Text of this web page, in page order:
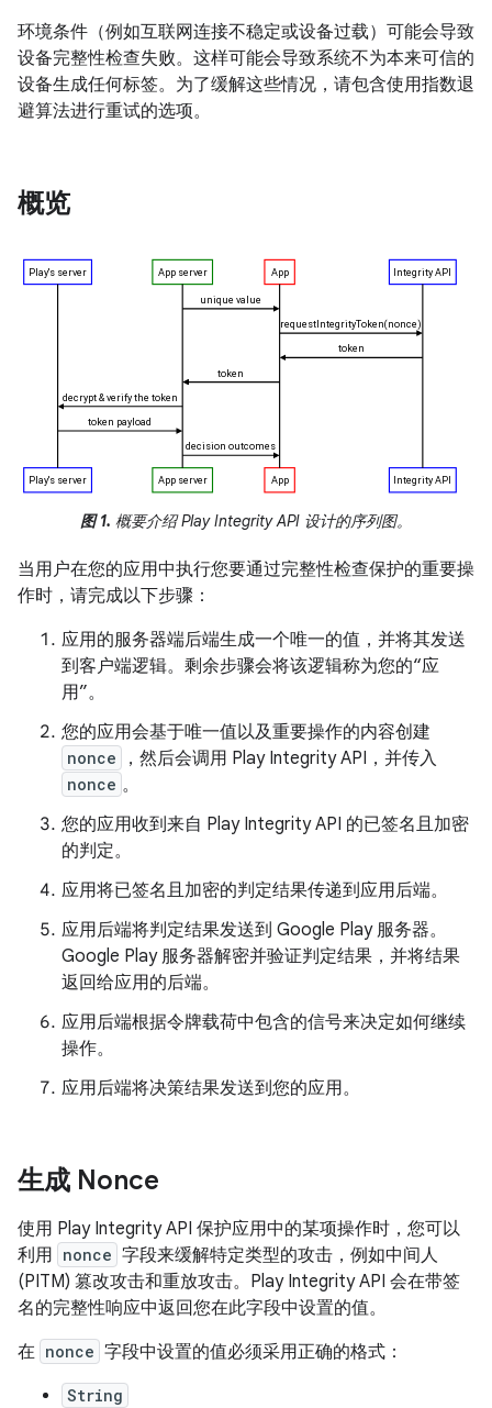
环境条件（例如互联网连接不稳定或设备过载）可能会导致
设备完整性检查失败。这样可能会导致系统不为本来可信的
设备生成任何标签。为了缓解这些情况，请包含使用指数退
避算法进行重试的选项。
概览
图 1. 概要介绍 Play Integrity API 设计的序列图。
当用户在您的应用中执行您要通过完整性检查保护的重要操
作时，请完成以下步骤：
应用的服务器端后端生成一个唯一的值，并将其发送
到客户端逻辑。剩余步骤会将该逻辑称为您的“应
用”。
您的应用会基于唯一值以及重要操作的内容创建
nonce ，然后会调用 Play Integrity API，并传入
nonce 。
您的应用收到来自 Play Integrity API 的已签名且加密
的判定。
应用将已签名且加密的判定结果传递到应用后端。
应用后端将判定结果发送到 Google Play 服务器。
Google Play 服务器解密并验证判定结果，并将结果
返回给应用的后端。
应用后端根据令牌载荷中包含的信号来决定如何继续
操作。
应用后端将决策结果发送到您的应用。
生成 Nonce
使用 Play Integrity API 保护应用中的某项操作时，您可以
利用 nonce 字段来缓解特定类型的攻击，例如中间人
(PITM) 篡改攻击和重放攻击。Play Integrity API 会在带签
名的完整性响应中返回您在此字段中设置的值。
在 nonce 字段中设置的值必须采用正确的格式：
String